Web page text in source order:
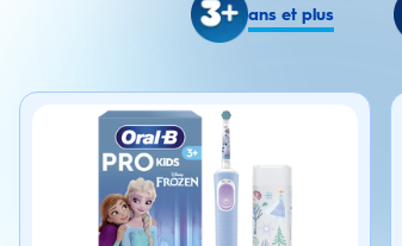
ans et plus